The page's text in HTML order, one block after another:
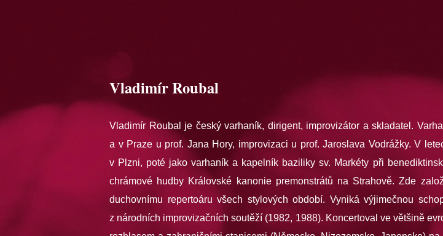
Vladimír Roubal
Vladimír Roubal je český varhaník, dirigent, improvizátor a skladatel.
a v Praze u prof. Jana Hory, improvizaci u prof. Jaroslava Vodrážky. V
v Plzni, poté jako varhaník a kapelník baziliky sv. Markéty při
chrámové hudby Královské kanonie premonstrátů na Strahově. Zde
duchovnímu repertoáru všech stylových období. Vyniká výjimečnou
z národních improvizačních soutěží (1982, 1988). Koncertoval ve většině